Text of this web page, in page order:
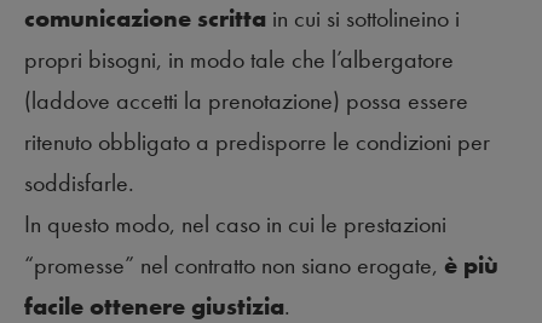
comunicazione scritta in cui si sottolineino i
propri bisogni, in modo tale che l’albergatore
(laddove accetti la prenotazione) possa essere
ritenuto obbligato a predisporre le condizioni per
soddisfarle.
In questo modo, nel caso in cui le prestazioni
“promesse” nel contratto non siano erogate, è più
facile ottenere giustizia.